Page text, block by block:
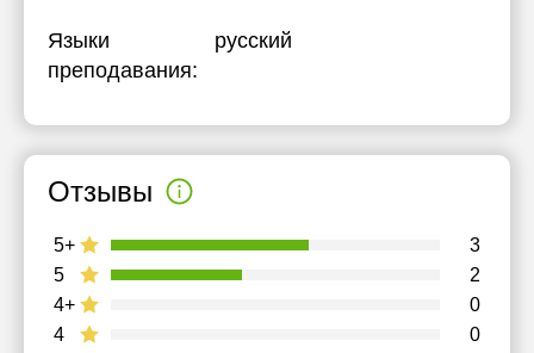
Языки
преподавания:
русский
Отзывы
4 0
4+ 0
5 2
5+ 3